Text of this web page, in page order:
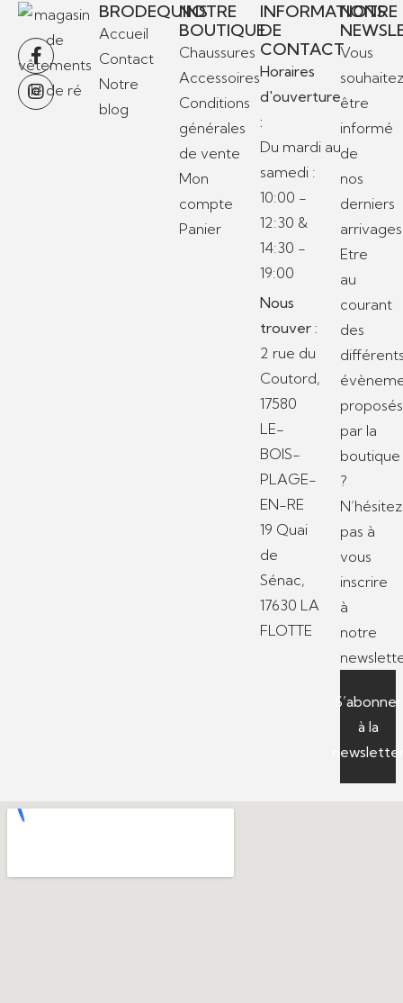
BRODEQUINS
Accueil
Contact
Notre
blog
NOTRE
BOUTIQUE
Chaussures
Accessoires
Conditions
générales
de vente
Mon
compte
Panier
INFORMATIONS
DE
CONTACT
Horaires
d'ouverture
:
Du mardi au
samedi :
10:00 -
12:30 &
14:30 -
19:00
Nous
trouver :
2 rue du
Coutord,
17580
LE-
BOIS-
PLAGE-
EN-RE
19 Quai
de
Sénac,
17630 LA
FLOTTE
NOTRE
Vous
être
informé
de
nos
derniers
Etre
au
courant
des
proposés
par la
boutique
?
N’hésitez
pas à
vous
inscrire
à
notre
S’abonner
à la